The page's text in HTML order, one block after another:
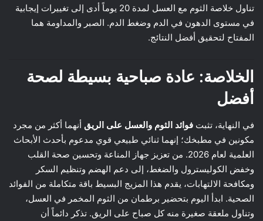
تناول خلاصة الثوم مع العسل لمدة 20 يوماً أدى إلى تغييرات إيجابية
في مستوى الدهون في الدم وضغط الدم. الصبر والمداومة هما
المفتاح لتحقيق أفضل النتائج.
الخلاصة: عادة صباحية بسيطة لصحة
أفضل
في النهاية، تثبت فوائد الثوم والعسل على الريق أنهما أكثر من مجرد
مكونين في مطبخك؛ إنهما ثنائي طبيعي قوي مدعوم بأحدث الأبحاث
العلمية لعام 2026. من تعزيز جهاز المناعة وتحسين صحة القلب
وخفض الكوليسترول والضغط، إلى دعم الهضم وتنظيم السكر
ومكافحة الالتهابات، يقدم هذا المزيج البسيط باقة متكاملة من الفوائد
الصحية. ابدأ اليوم بتحضير برطمان من الثوم المخمر في العسل،
وتناول ملعقة صغيرة منه كل صباح على الريق. تذكر دائماً أن